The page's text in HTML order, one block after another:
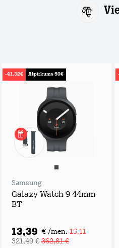
-41,32€ Atpirkums 50€
Samsung
Galaxy Watch 9 44mm
BT
13,39 € /mēn. 15,11
321,49 € 362,81 €